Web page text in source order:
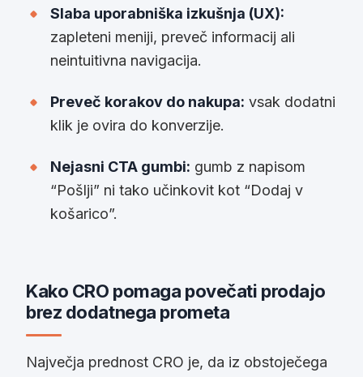
Slaba uporabniška izkušnja (UX):
zapleteni meniji, preveč informacij ali
neintuitivna navigacija.
Preveč korakov do nakupa: vsak dodatni
klik je ovira do konverzije.
Nejasni CTA gumbi: gumb z napisom
“Pošlji” ni tako učinkovit kot “Dodaj v
košarico”.
Kako CRO pomaga povečati prodajo
brez dodatnega prometa
Največja prednost CRO je, da iz obstoječega